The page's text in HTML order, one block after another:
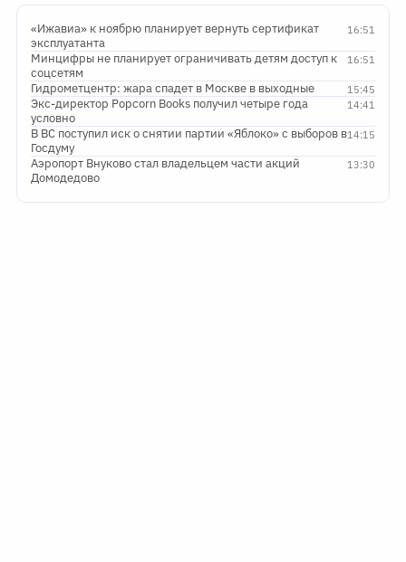
16:51
«Ижавиа» к ноябрю планирует вернуть сертификат
эксплуатанта
16:51
Минцифры не планирует ограничивать детям доступ к
соцсетям
15:45
Гидрометцентр: жара спадет в Москве в выходные
14:41
Экс-директор Popcorn Books получил четыре года
условно
14:15
В ВС поступил иск о снятии партии «Яблоко» с выборов в
Госдуму
13:30
Аэропорт Внуково стал владельцем части акций
Домодедово